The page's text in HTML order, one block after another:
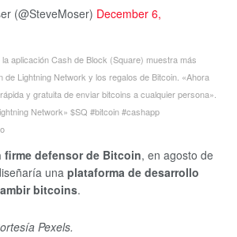
(@SteveMoser) December 6,
aplicación Cash de Block (Square) muestra más
de Lightning Network y los regalos de Bitcoin. «Ahora
y gratuita de enviar bitcoins a cualquier persona».
Network» $SQ #bitcoin #cashapp
firme defensor de Bitcoin, en agosto de
una plataforma de desarrollo
bitcoins.
Pexels.